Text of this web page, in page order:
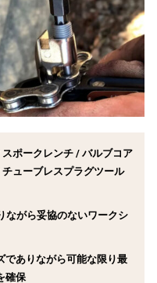
ポークレンチ / バルブコア
ューブレスプラグツール
ながら妥協のないワークシ
でありながら可能な限り最
確保